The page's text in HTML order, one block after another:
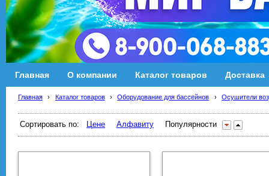
Главная О компании Каталог товаров Доставка
Главная › Каталог товаров › Оборудование для бассейнов › Осушители
Сортировать по: Цене Алфавиту Популярности